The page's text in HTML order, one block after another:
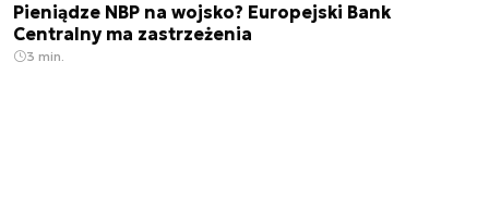
Pieniądze NBP na wojsko? Europejski Bank
Centralny ma zastrzeżenia
3 min.